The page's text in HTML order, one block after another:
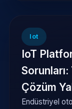
Iot
IoT
Çözüm
Endüstriyel